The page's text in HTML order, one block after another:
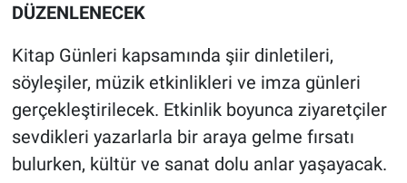
DÜZENLENECEK
Kitap Günleri kapsamında şiir dinletileri,
söyleşiler, müzik etkinlikleri ve imza günleri
gerçekleştirilecek. Etkinlik boyunca ziyaretçiler
sevdikleri yazarlarla bir araya gelme fırsatı
bulurken, kültür ve sanat dolu anlar yaşayacak.